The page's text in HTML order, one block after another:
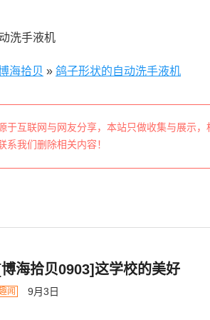
海拾贝 » 鸽子形状的自动洗手液机
于互联网与网友分享，本站只做收集与展示，
系我们删除相关内容！
海拾贝0903]这学校的美好
闻 9月3日